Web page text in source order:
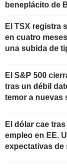
beneplácito de
El TSX registra
en cuatro
una subida de
El S&P 500
tras un débil
temor a nuevas
El dólar cae
empleo en EE.
expectativas de